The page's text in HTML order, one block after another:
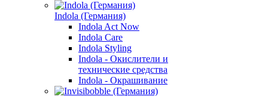
Indola (Германия)
Indola Act Now
Indola Care
Indola Styling
Indola - Окислители и
технические средства
Indola - Окрашивание